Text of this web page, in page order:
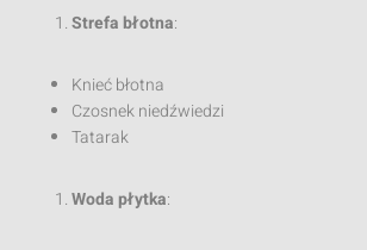
Strefa błotna:
Knieć błotna
Czosnek niedźwiedzi
Tatarak
Woda płytka: